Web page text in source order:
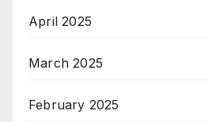
April 2025
March 2025
February 2025